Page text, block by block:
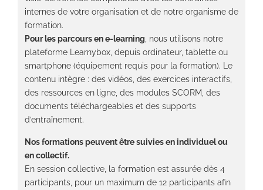
internes de votre organisation et de notre organisme de
formation.
Pour les parcours en e-learning, nous utilisons notre
plateforme Learnybox, depuis ordinateur, tablette ou
smartphone (équipement requis pour la formation). Le
contenu intègre : des vidéos, des exercices interactifs,
des ressources en ligne, des modules SCORM, des
documents téléchargeables et des supports
d’entraînement.
Nos formations peuvent être suivies en individuel ou
en collectif.
En session collective, la formation est assurée dès 4
participants, pour un maximum de 12 participants afin